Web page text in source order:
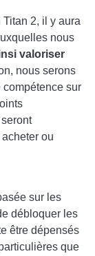
2, il y aura
nous
valoriser
nous serons
compétence sur
ou
sur les
débloquer les
être dépensés
que